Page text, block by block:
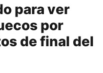
para ver
por
de final del